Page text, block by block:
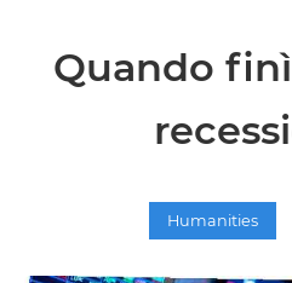
Quando
Humanities